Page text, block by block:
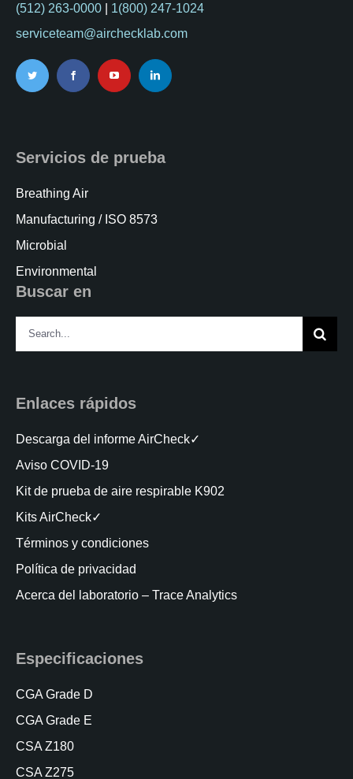
(512) 263-0000| 1(800) 247-1024
serviceteam@airchecklab.com
Servicios de prueba
Breathing Air
Manufacturing / ISO 8573
Microbial
Environmental
Buscar en
Search
for:
Enlaces rápidos
Descarga del informe AirCheck✓
Aviso COVID-19
Kit de prueba de aire respirable K902
Kits AirCheck✓
Términos y condiciones
Política de privacidad
Acerca del laboratorio – Trace Analytics
Especificaciones
CGA Grade D
CGA Grade E
CSA Z180
CSA Z275